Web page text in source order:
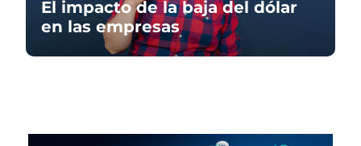
El impacto de la baja del dólar
en las empresas